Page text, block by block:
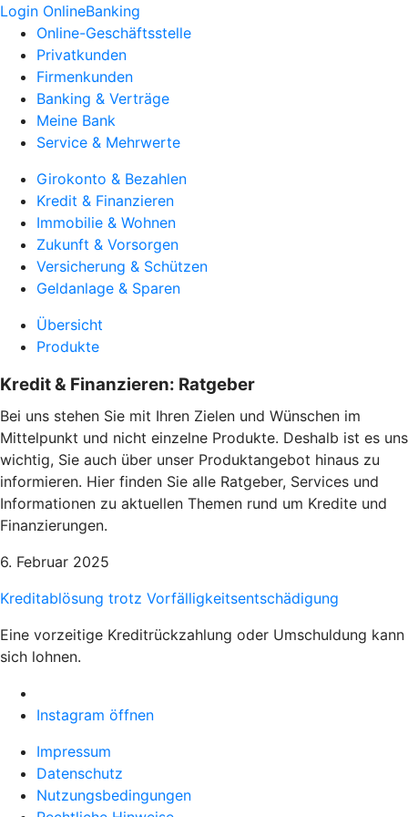
Login OnlineBanking
Online-Geschäftsstelle
Privatkunden
Firmenkunden
Banking & Verträge
Meine Bank
Service & Mehrwerte
Girokonto & Bezahlen
Kredit & Finanzieren
Immobilie & Wohnen
Zukunft & Vorsorgen
Versicherung & Schützen
Geldanlage & Sparen
Übersicht
Produkte
Kredit & Finanzieren: Ratgeber
Bei uns stehen Sie mit Ihren Zielen und Wünschen im
Mittelpunkt und nicht einzelne Produkte. Deshalb ist es uns
wichtig, Sie auch über unser Produktangebot hinaus zu
informieren. Hier finden Sie alle Ratgeber, Services und
Informationen zu aktuellen Themen rund um Kredite und
Finanzierungen.
6. Februar 2025
Kreditablösung trotz Vorfälligkeitsentschädigung
Eine vorzeitige Kreditrückzahlung oder Umschuldung kann
sich lohnen.
Instagram öffnen
Impressum
Datenschutz
Nutzungsbedingungen